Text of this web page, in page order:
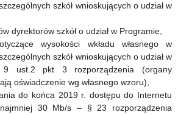
szkół wnioskujących o udział w
dyrektorów szkół o udział w Programie,
wysokości wkładu własnego w
szkół wnioskujących o udział w
ust.2 pkt 3 rozporządzenia (organy
oświadczenie wg własnego wzoru),
do końca 2019 r. dostępu do Internetu
30 Mb/s – § 23 rozporządzenia